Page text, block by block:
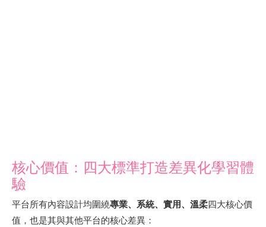
核心價值：四大標準打造差異化學習體
驗
平台所有內容設計均圍繞專業、系統、實用、溫柔四大核心價
值，也是其與其他平台的核心差異：